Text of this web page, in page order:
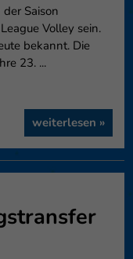
Saison
Volley sein.
bekannt. Die
23. ...
weiterlesen »
Plattformen werden
Medien akzeptiert
manuellen
Impressum